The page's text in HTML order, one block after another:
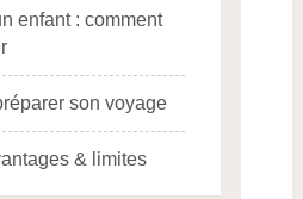
enfant : comment
son voyage
& limites